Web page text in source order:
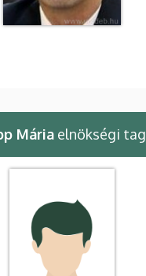
Mária elnökségi tag